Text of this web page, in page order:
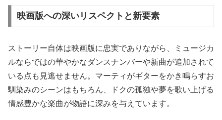
映画版への深いリスペクトと新要素
ストーリー自体は映画版に忠実でありながら、ミュージカ
ルならではの華やかなダンスナンバーや新曲が追加されて
いる点も見逃せません。マーティがギターをかき鳴らすお
馴染みのシーンはもちろん、ドクの孤独や夢を歌い上げる
情感豊かな楽曲が物語に深みを与えています。